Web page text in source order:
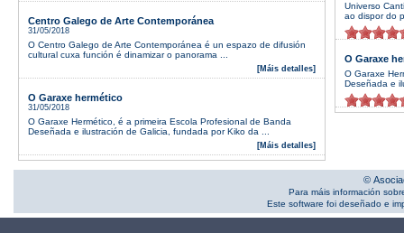
Centro Galego de Arte Contemporánea
31/05/2018
O Centro Galego de Arte Contemporánea é un espazo de difusión
cultural cuxa función é dinamizar o panorama ...
[Máis detalles]
O Garaxe hermético
31/05/2018
O Garaxe Hermético, é a primeira Escola Profesional de Banda
Deseñada e ilustración de Galicia, fundada por Kiko da ...
[Máis detalles]
Universo
ao dispor do
O Garaxe
O Garaxe
Deseñada e
©
Para máis información
Este software foi deseñado e